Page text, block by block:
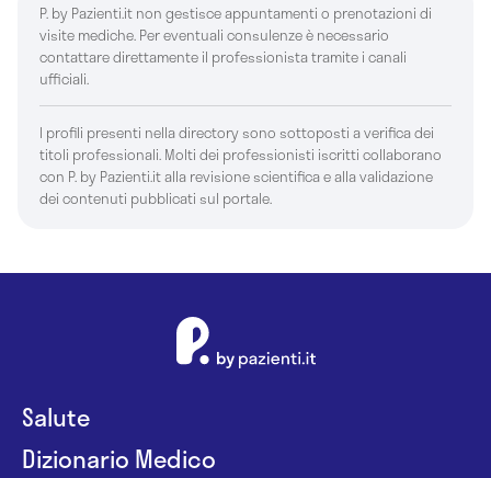
P. by Pazienti.it non gestisce appuntamenti o prenotazioni di
visite mediche. Per eventuali consulenze è necessario
contattare direttamente il professionista tramite i canali
ufficiali.
I profili presenti nella directory sono sottoposti a verifica dei
titoli professionali. Molti dei professionisti iscritti collaborano
con P. by Pazienti.it alla revisione scientifica e alla validazione
dei contenuti pubblicati sul portale.
Salute
Dizionario Medico